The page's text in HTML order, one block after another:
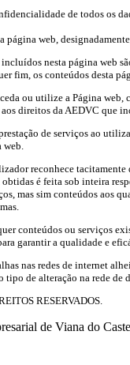
de todos os
página web,
incluídos nesta página web
fim, os conteúdos desta
ou utilize a Página
direitos da AEDVC que
de serviços ao
reconhece
é feita sob inteira
mas sim conteúdos aos
conteúdos ou serviços
garantir a qualidade e
nas redes de internet
de alteração na rede de
RESERVADOS.
de Viana do